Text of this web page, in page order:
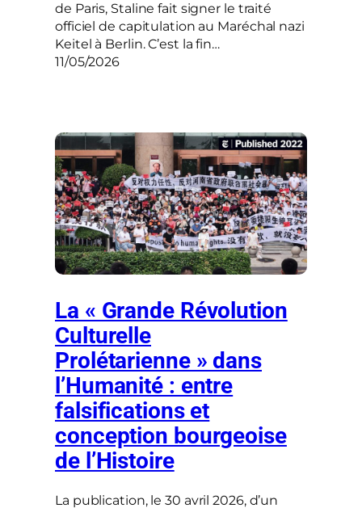
de Paris, Staline fait signer le traité
officiel de capitulation au Maréchal nazi
Keitel à Berlin. C’est la fin…
11/05/2026
La « Grande Révolution
Culturelle
Prolétarienne » dans
l’Humanité : entre
falsifications et
conception bourgeoise
de l’Histoire
La publication, le 30 avril 2026, d’un